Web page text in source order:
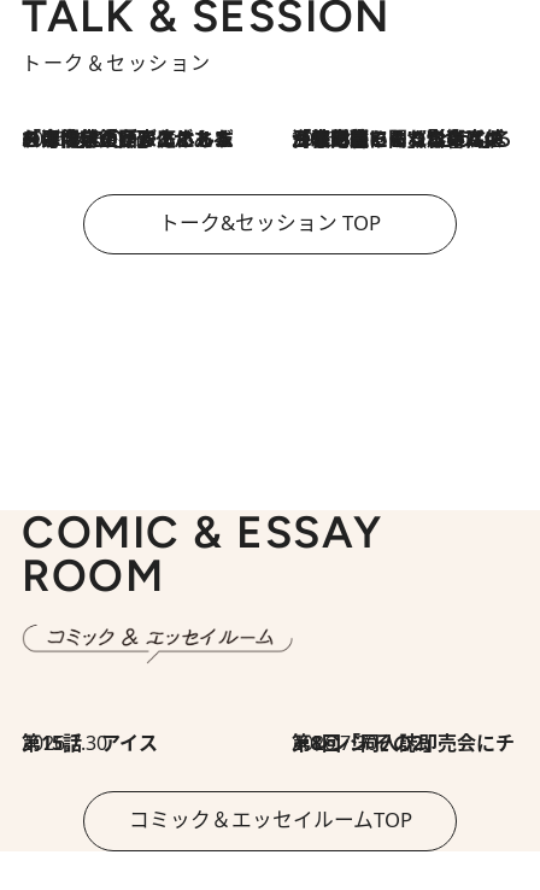
TALK & SESSION
トーク＆セッション
2026.8.3
「今後値上げがあるとすれば…」「リスクがあるのは今年の冬」エネルギー専門家が語る、ホルムズ海峡封鎖が家庭にもたらす“ある心配” 2026.8.3
「住宅建てられない…」「サーチャージ料の高値が続いている」ホルムズ海峡封鎖による影響はいつまで続く？《エネルギー専門家に聞く“どうなる日本の暮らし”》
トーク&セッション TOP
COMIC & ESSAY
ROOM
2026.7.30
第15話 アイス 2026.7.30
第8回「同人誌即売会にチャレンジ その2」
コミック＆エッセイルームTOP